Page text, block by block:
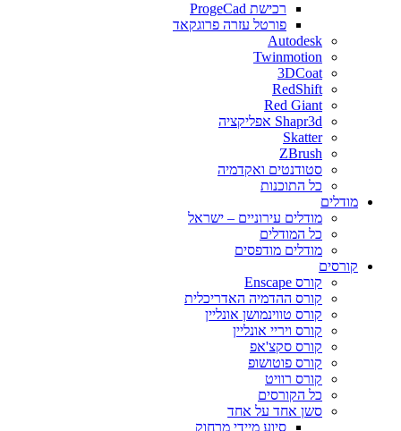
רכישת ProgeCad
פורטל עזרה פרוגקאד
Autodesk
Twinmotion
3DCoat
RedShift
Red Giant
Shapr3d אפליקציה
Skatter
ZBrush
סטודנטים ואקדמיה
כל התוכנות
מודלים
מודלים עירוניים – ישראל
כל המודלים
מודלים מודפסים
קורסים
קורס Enscape
קורס ההדמיה האדריכלית
קורס טווינמושן אונליין
קורס ויריי אונליין
קורס סקצ'אפ
קורס פוטושופ
קורס רוויט
כל הקורסים
סשן אחד על אחד
סיוע מיידי מרחוק